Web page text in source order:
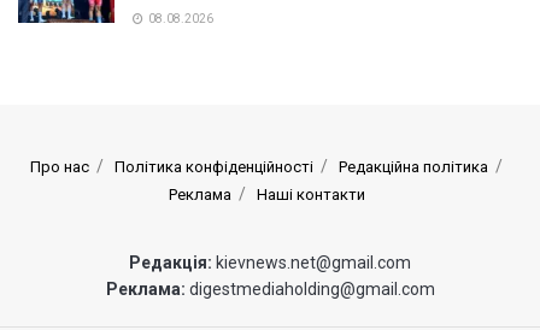
08.08.2026
Про нас Політика конфіденційності
Редакційна політика
Реклама
Наші контакти
Редакція: kievnews.net@gmail.com
Реклама: digestmediaholding@gmail.com